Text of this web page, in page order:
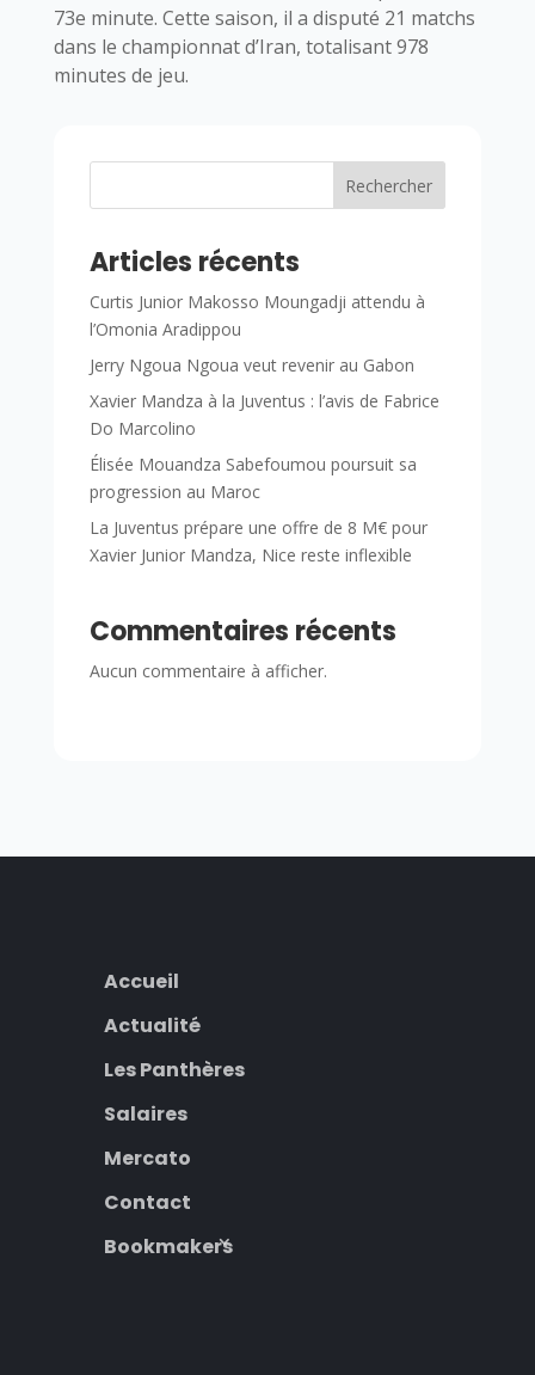
73e minute. Cette saison, il a disputé 21 matchs
dans le championnat d’Iran, totalisant 978
minutes de jeu.
Rechercher
Articles récents
Curtis Junior Makosso Moungadji attendu à
l’Omonia Aradippou
Jerry Ngoua Ngoua veut revenir au Gabon
Xavier Mandza à la Juventus : l’avis de Fabrice
Do Marcolino
Élisée Mouandza Sabefoumou poursuit sa
progression au Maroc
La Juventus prépare une offre de 8 M€ pour
Xavier Junior Mandza, Nice reste inflexible
Commentaires récents
Aucun commentaire à afficher.
Accueil
Actualité
Les Panthères
Salaires
Mercato
Contact
Bookmakers